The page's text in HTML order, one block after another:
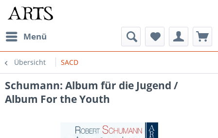
Menü
Übersicht SACD
Schumann: Album für die Jugend /
Album For the Youth